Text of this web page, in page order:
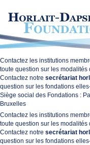
Contactez les institutions
toute question sur les modalités
Contactez notre secrétariat
question sur les fondations
Siège social des Fondations :
Bruxelles
Contactez les institutions
toute question sur les modalités
Contactez notre secrétariat
question sur les fondations